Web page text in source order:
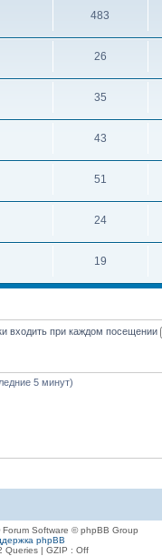
483
26
35
43
51
24
19
входить при каждом посещении
5 минут)
Forum Software © phpBB Group
phpBB
Queries | GZIP : Off